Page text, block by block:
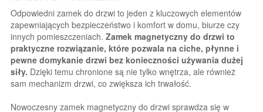
Odpowiedni zamek do drzwi to jeden z kluczowych elementów
zapewniających bezpieczeństwo i komfort w domu, biurze czy
innych pomieszczeniach. Zamek magnetyczny do drzwi to
praktyczne rozwiązanie, które pozwala na ciche, płynne i
pewne domykanie drzwi bez konieczności używania dużej
siły. Dzięki temu chronione są nie tylko wnętrza, ale również
sam mechanizm drzwi, co zwiększa ich trwałość.
Nowoczesny zamek magnetyczny do drzwi sprawdza się w